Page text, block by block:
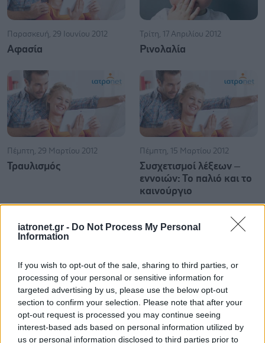
iatronet.gr - Do Not Process My Personal
Information
If you wish to opt-out of the sale, sharing to third parties, or
processing of your personal or sensitive information for
targeted advertising by us, please use the below opt-out
section to confirm your selection. Please note that after your
opt-out request is processed you may continue seeing
interest-based ads based on personal information utilized by
us or personal information disclosed to third parties prior to
Παρασκευή, 29 Ιουνίου 2012
Αφασία
Τρίτη, 17 Απριλίου 2012
Ρινολαλία
Πέμπτη, 29 Μαρτίου 2012
Τραυλισμός
Πέμπτη, 15 Μαρτίου 2012
Συσχετισμοί λέξεων –
εννοιών: Το παλιό και το
καινούργιο
Προσθέστε το iatronet.gr στο Discover
shares